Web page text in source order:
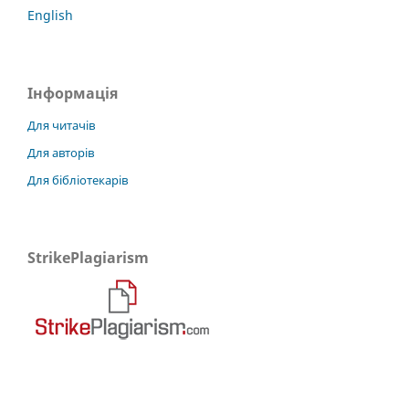
English
Інформація
Для читачів
Для авторів
Для бібліотекарів
StrikePlagiarism